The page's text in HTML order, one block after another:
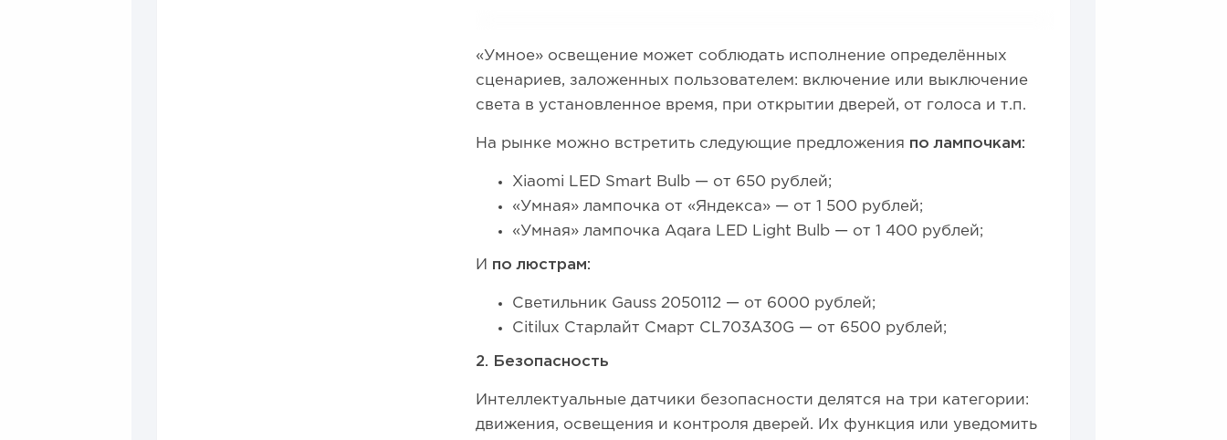
«Умное» освещение может соблюдать исполнение определённых
сценариев, заложенных пользователем: включение или выключение
света в установленное время, при открытии дверей, от голоса и т.п.
На рынке можно встретить следующие предложения по лампочкам:
Xiaomi LED Smart Bulb — от 650 рублей;
«Умная» лампочка от «Яндекса» — от 1 500 рублей;
«Умная» лампочка Aqara LED Light Bulb — от 1 400 рублей;
И по люстрам:
Светильник Gauss 2050112 — от 6000 рублей;
Citilux Старлайт Смарт CL703A30G — от 6500 рублей;
2. Безопасность
Интеллектуальные датчики безопасности делятся на три категории:
движения, освещения и контроля дверей. Их функция или уведомить